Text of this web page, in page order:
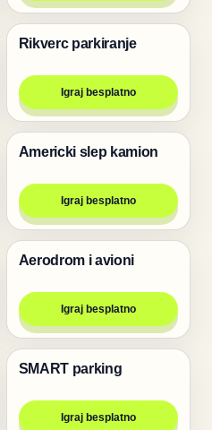
Trke
Rikverc parkiranje
Igraj besplatno
Trke
Americki slep kamion
Igraj besplatno
Igre
Aerodrom i avioni
Igraj besplatno
Trke
SMART parking
Igraj besplatno